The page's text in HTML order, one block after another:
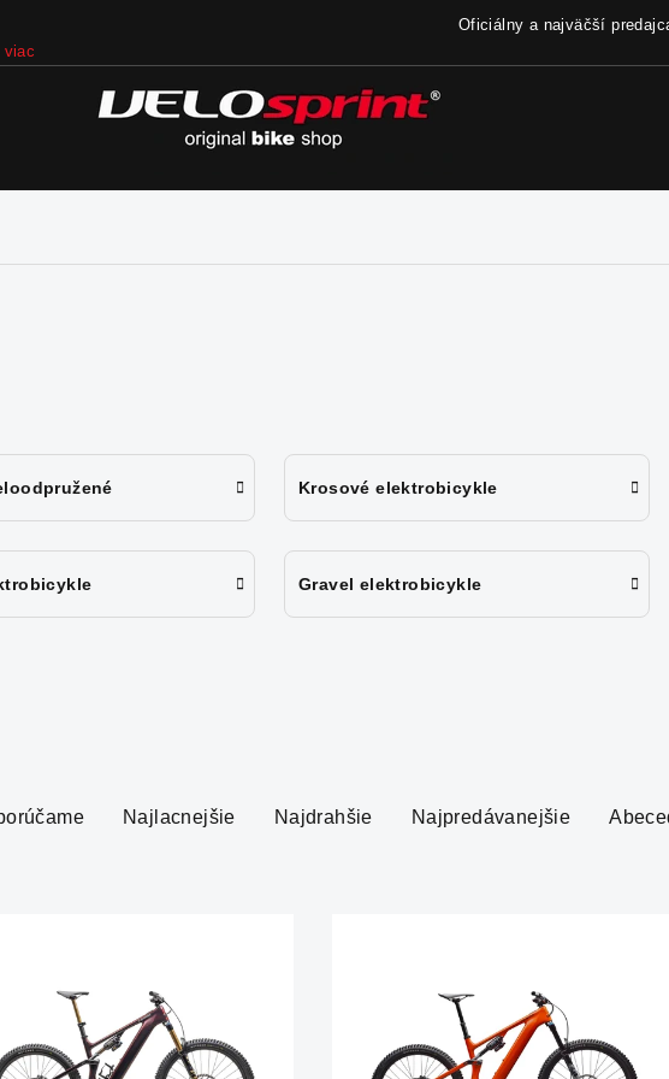
Oficiálny a najväčší
viac
Krosové elektrobicykle
Gravel elektrobicykle
Najlacnejšie Najdrahšie Najpredávanejšie